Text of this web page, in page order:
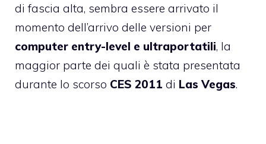
di fascia alta, sembra essere arrivato il
momento dell’arrivo delle versioni per
computer entry-level e ultraportatili, la
maggior parte dei quali è stata presentata
durante lo scorso CES 2011 di Las Vegas.